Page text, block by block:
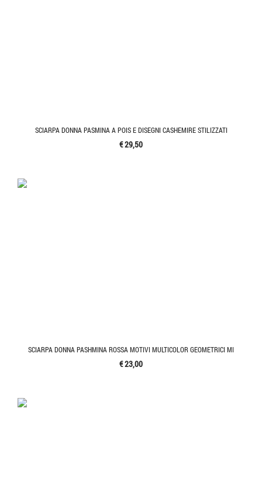
SCIARPA DONNA PASMINA A POIS E DISEGNI CASHEMIRE STILIZZATI
€ 29,50
SCIARPA DONNA PASHMINA ROSSA MOTIVI MULTICOLOR GEOMETRICI MI
€ 23,00